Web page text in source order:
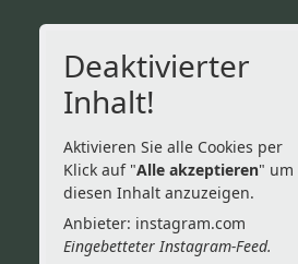
Deaktivierter
Inhalt!
Aktivieren Sie alle Cookies per
Klick auf "Alle akzeptieren" um
diesen Inhalt anzuzeigen.
Anbieter: instagram.com
Eingebetteter Instagram-Feed.